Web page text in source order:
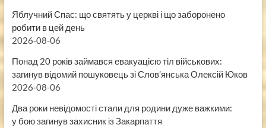
Яблучний Спас: що святять у церкві і що заборонено
робити в цей день
2026-08-06
Понад 20 років займався евакуацією тіл військових:
загинув відомий пошуковець зі Слов’янська Олексій Юков
2026-08-06
Два роки невідомості стали для родини дуже важкими:
у бою загинув захисник із Закарпаття